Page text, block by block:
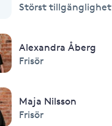
Störst tillgänglighet
Alexandra Åberg
Frisör
Maja Nilsson
Frisör